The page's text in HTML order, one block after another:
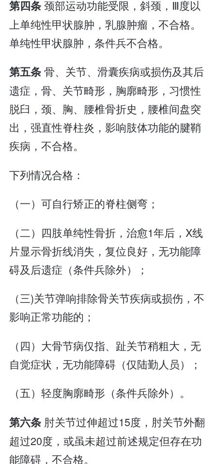
第四条颈部运动功能受限，斜颈，Ⅲ度以
上单纯性甲状腺肿，乳腺肿瘤，不合格。
单纯性甲状腺肿，条件兵不合格。
第五条骨、关节、滑囊疾病或损伤及其后
遗症，骨、关节畸形，胸廓畸形，习惯性
脱臼，颈、胸、腰椎骨折史，腰椎间盘突
出，强直性脊柱炎，影响肢体功能的腱鞘
疾病，不合格。
下列情况合格：
（一）可自行矫正的脊柱侧弯；
（二）四肢单纯性骨折，治愈1年后，X线
片显示骨折线消失，复位良好，无功能障
碍及后遗症（条件兵除外）；
（三)关节弹响排除骨关节疾病或损伤，不
影响正常功能的；
（四）大骨节病仅指、趾关节稍粗大，无
自觉症状，无功能障碍（仅陆勤人员）；
（五）轻度胸廓畸形（条件兵除外）。
第六条 肘关节过伸超过15度，肘关节外翻
超过20度，或虽未超过前述规定但存在功
能障碍，不合格。